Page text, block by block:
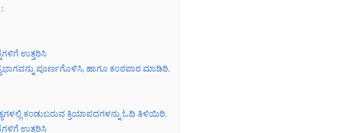
ಉತ್ತರಿಸಿ
ಪೂರ್ಣಗೊಳಿಸಿ, ಹಾಗೂ ಕಂಠಪಾಠ ಮಾಡಿರಿ.
ಕಂಡುಬರುವ ಕ್ರಿಯಾಪದಗಳನ್ನು ಓದಿ ತಿಳಿಯಿರಿ.
ಉತ್ತರಿಸಿ